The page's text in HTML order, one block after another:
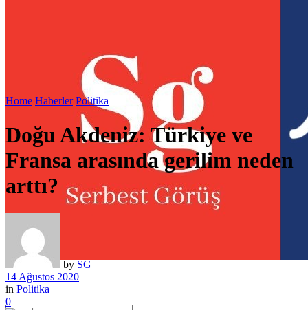
Home Haberler Politika
Doğu Akdeniz: Türkiye ve
Fransa arasında gerilim neden
arttı?
by SG
14 Ağustos 2020
in Politika
0